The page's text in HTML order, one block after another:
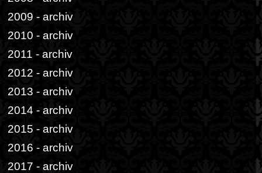
2009 - archiv
2010 - archiv
2011 - archiv
2012 - archiv
2013 - archiv
2014 - archiv
2015 - archiv
2016 - archiv
2017 - archiv